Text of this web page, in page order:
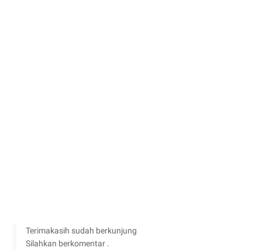
Terimakasih sudah berkunjung
Silahkan berkomentar .